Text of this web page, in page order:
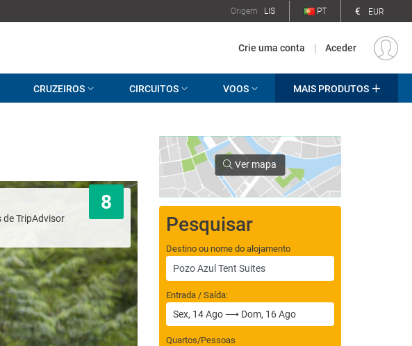
Origem LIS PT € EUR
Crie uma conta | Aceder
CRUZEIROS CIRCUITOS VOOS MAIS PRODUTOS
8
Ver mapa
Pesquisar
Destino ou nome do alojamento
Entrada / Saída:
Quartos/Pessoas